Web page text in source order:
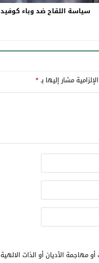
سياسة اللقاح ضد وباء كوفيد 19
مشار إليها بـ*
مهاجمة الأديان أو الذات